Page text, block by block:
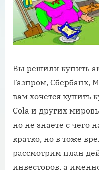
Вы решили купить
Газпром, Сбербанк,
вам хочется купить
Cola и других
но не знаете с чего
кратко, но в тоже
рассмотрим план
инвесторов, а